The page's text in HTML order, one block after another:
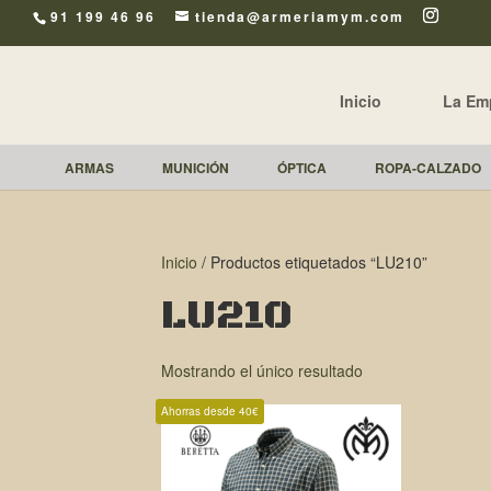
91 199 46 96 tienda@armeriamym.com
Inicio La
ARMAS MUNICIÓN ÓPTICA ROPA-CALZADO
Inicio / Productos etiquetados “LU210”
LU210
Mostrando el único resultado
Ahorras desde 40€